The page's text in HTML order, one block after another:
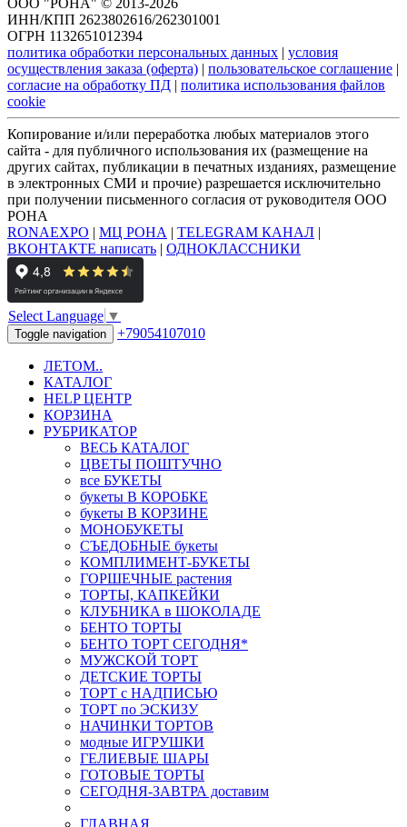
ООО "РОНА" © 2013-2026
ИНН/КПП 2623802616/262301001
ОГРН 1132651012394
политика обработки персональных данных | условия
осуществления заказа (оферта) | пользовательское соглашение |
согласие на обработку ПД | политика использования файлов
cookie
Копирование и/или переработка любых материалов этого
сайта - для публичного использования их (размещение на
других сайтах, публикации в печатных изданиях, размещение
в электронных СМИ и прочие) разрешается исключительно
при получении письменного согласия от руководителя ООО
РОНА
RONAEXPO | МЦ РОНА | TELEGRAM КАНАЛ |
ВКОНТАКТЕ написать | ОДНОКЛАССНИКИ
Select Language ▼
Toggle navigation +79054107010
ЛЕТОМ..
КАТАЛОГ
HELP ЦЕНТР
КОРЗИНА
РУБРИКАТОР
ВЕСЬ КАТАЛОГ
ЦВЕТЫ ПОШТУЧНО
все БУКЕТЫ
букеты В КОРОБКЕ
букеты В КОРЗИНЕ
МОНОБУКЕТЫ
СЪЕДОБНЫЕ букеты
КОМПЛИМЕНТ-БУКЕТЫ
ГОРШЕЧНЫЕ растения
ТОРТЫ, КАПКЕЙКИ
КЛУБНИКА в ШОКОЛАДЕ
БЕНТО ТОРТЫ
БЕНТО ТОРТ СЕГОДНЯ*
МУЖСКОЙ ТОРТ
ДЕТСКИЕ ТОРТЫ
ТОРТ с НАДПИСЬЮ
ТОРТ по ЭСКИЗУ
НАЧИНКИ ТОРТОВ
модные ИГРУШКИ
ГЕЛИЕВЫЕ ШАРЫ
ГОТОВЫЕ ТОРТЫ
СЕГОДНЯ-ЗАВТРА доставим
ГЛАВНАЯ